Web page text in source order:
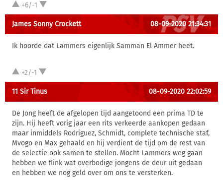
+6/-1
James Sonny Crockett 08-09-2020 21:34:31
Ik hoorde dat Lammers eigenlijk Samman El Ammer heet.
+2/-1
11 Sir Tinus 08-09-2020 22:02:59
De Jong heeft de afgelopen tijd aangetoond een prima TD te
zijn. Hij heeft vorig jaar een rits verkeerde aankopen gedaan
maar inmiddels Rodriguez, Schmidt, complete technische staf,
Mvogo en Max gehaald en hij verdient de tijd om de rest van
de selectie ook samen te stellen. Mocht Lammers weg gaan
hebben we flink wat overbodige jongens de deur uit gedaan
en hebben we nog geld over om ons te versterken.